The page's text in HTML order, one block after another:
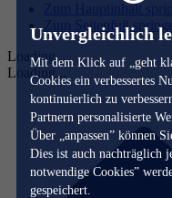
Unvergleichlich
Mit dem Klick auf „geht
Cookies ein verbessertes
kontinuierlich zu
Partnern personalisierte
Über „anpassen” können
Dies ist auch nachträglich
notwendige Cookies”
gespeichert.
Zum Hauptinhalt
Zum Seitenfuß
Loading...
Loading...